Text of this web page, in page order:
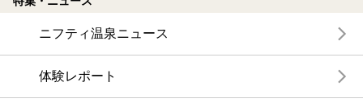
ニフティ温泉ニュース
体験レポート